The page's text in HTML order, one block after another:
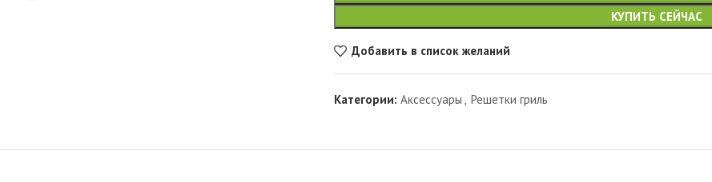
КУПИТЬ СЕЙЧАС
Добавить в список желаний
Категории: Аксессуары Решетки гриль